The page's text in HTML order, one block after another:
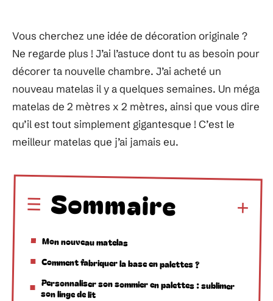
Vous cherchez une idée de décoration originale ?
Ne regarde plus ! J’ai l’astuce dont tu as besoin pour
décorer ta nouvelle chambre. J’ai acheté un
nouveau matelas il y a quelques semaines. Un méga
matelas de 2 mètres x 2 mètres, ainsi que vous dire
qu’il est tout simplement gigantesque ! C’est le
meilleur matelas que j’ai jamais eu.
Sommaire
Mon nouveau matelas
Comment fabriquer la base en palettes ?
Personnaliser son sommier en palettes : sublimer
son linge de lit